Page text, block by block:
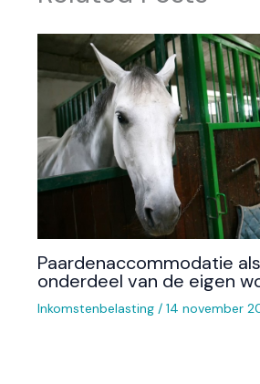
Paardenaccommodatie als
onderdeel van de eigen
Inkomstenbelasting / 14 november